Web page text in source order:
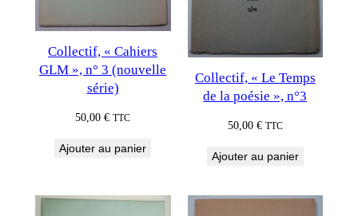
Collectif, « Cahiers
GLM », n° 3 (nouvelle
série)
50,00€ TTC
Ajouter au panier
Collectif, « Le Temps
de la poésie », n°3
50,00 € TTC
Ajouter au panier